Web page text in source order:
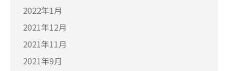
2022年1月
2021年12月
2021年11月
2021年9月